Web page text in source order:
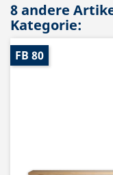
8 andere
Kategorie:
FB 80